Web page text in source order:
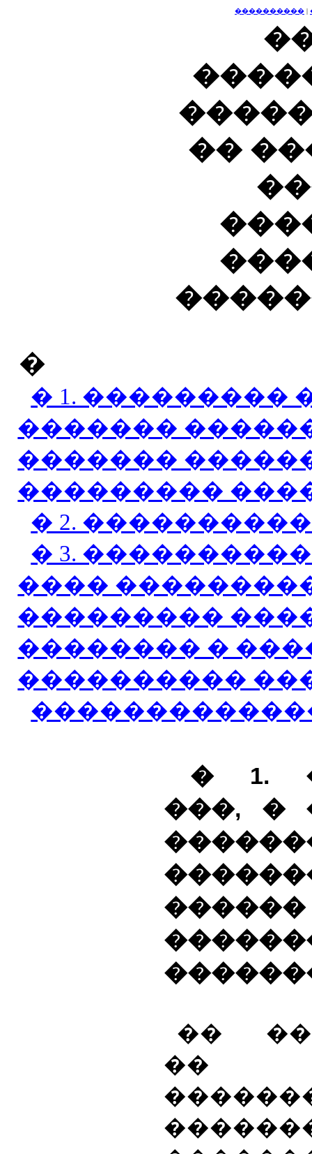
���������� |
��
�
� 1. ���������
�������
�������
���������
� 2.
� 3.
����
���������
�������� �
����������
� 1.
���, �
������
��
��